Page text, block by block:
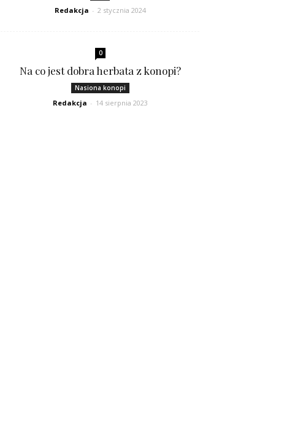
Redakcja - 2 stycznia 2024
0
Na co jest dobra herbata z konopi?
Nasiona konopi
Redakcja - 14 sierpnia 2023